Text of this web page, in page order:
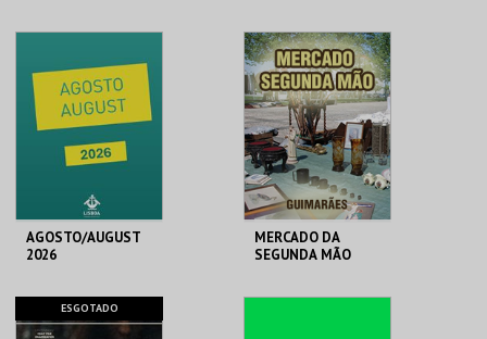
MAIS INFO
COMPRAR
RESIDÊNCIAS
ARTÍSTICAS
MAIS INFO
RESERVAR
AGOSTO/AUGUST
2026
POLO CULTURAL
GAIVOTAS
MERCADO DA
SEGUNDA MÃO
ESGOTADO